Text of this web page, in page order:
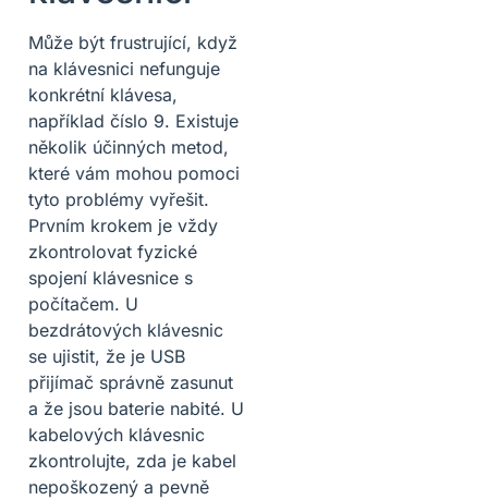
Může být frustrující, když
na klávesnici nefunguje
konkrétní klávesa,
například číslo 9. Existuje
několik účinných metod,
které vám mohou pomoci
tyto problémy vyřešit.
Prvním krokem je vždy
zkontrolovat fyzické
spojení klávesnice s
počítačem. U
bezdrátových klávesnic
se ujistit, že je USB
přijímač správně zasunut
a že jsou baterie nabité. U
kabelových klávesnic
zkontrolujte, zda je kabel
nepoškozený a pevně